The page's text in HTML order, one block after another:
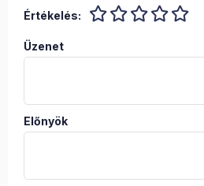
Értékelés:
Üzenet
Előnyök